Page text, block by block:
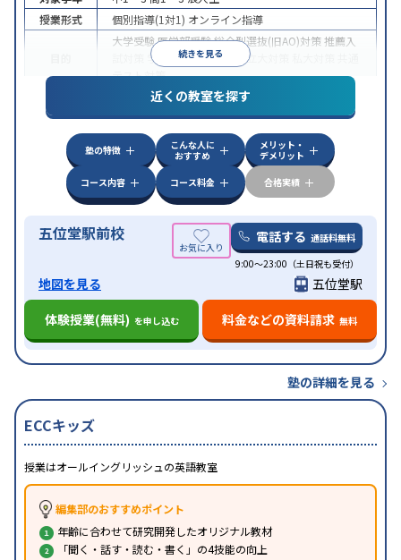
続きを見る
授業形式
個別指導(1対1) オンライン指導
大学受験医学部受験総合型選抜(旧AO)対策推薦入
学校別特化対策 国公立大対策
テスト対策
特徴
中高一貫校生に対応授業の振替可能
オンライン対応1科目から受講可能季節講習の
みの受講可
自習室あり
近くの教室を探す
塾の特徴
こんな人に
おすすめ
メリット・
デメリット
コース内容
コース料金 合格実績
五位堂駅前校 電話する 通話料無料
9:00～23:00（土日祝も受付）
地図を見る
五位堂駅
体験授業(無料) を申し込む 料金などの資料請求 無料
塾の詳細を見る
ECCキッズ
授業はオールイングリッシュの英語教室
編集部のおすすめポイント
年齢に合わせて研究開発したオリジナル教材
「聞く・話す・読む・書く」の4技能の向上